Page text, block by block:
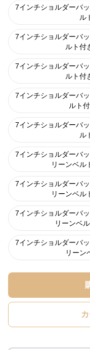
7インチショルダーバ
ル
7インチショルダーバ
ルト付
7インチショルダーバ
ルト付
7インチショルダーバ
ルト
7インチショルダーバ
ル
7インチショルダーバ
リーンベル
7インチショルダーバ
リーンベル
7インチショルダーバ
リーンベ
7インチショルダーバ
リーン